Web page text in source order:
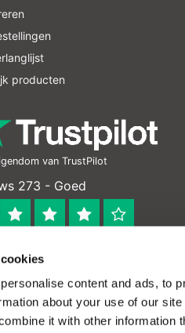
content and ads, to
about your use of our
it with other information
producten
van TrustPilot
273 - Goed
rechten verleend
voor het